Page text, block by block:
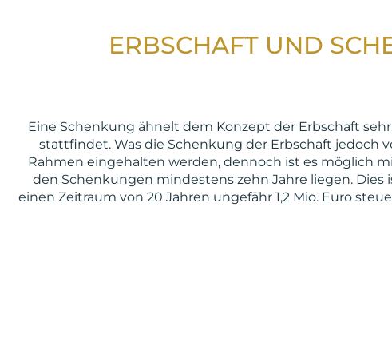
ERBSCHAFT UND
Eine Schenkung ähnelt dem Konzept der Erbschaft
stattfindet. Was die Schenkung der Erbschaft jedoch
Rahmen eingehalten werden, dennoch ist es möglich
den Schenkungen mindestens zehn Jahre liegen. Dies
einen Zeitraum von 20 Jahren ungefähr 1,2 Mio. Euro